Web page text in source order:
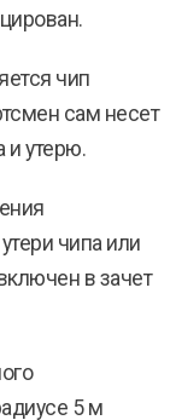
чип
сам несет
и утерю.
чипа или
в зачет
5 м